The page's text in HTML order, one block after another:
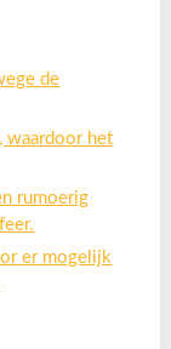
de
waardoor het
rumoerig
er mogelijk